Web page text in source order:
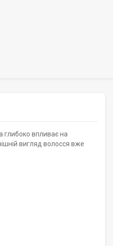
глибоко впливає на
вигляд волосся вже